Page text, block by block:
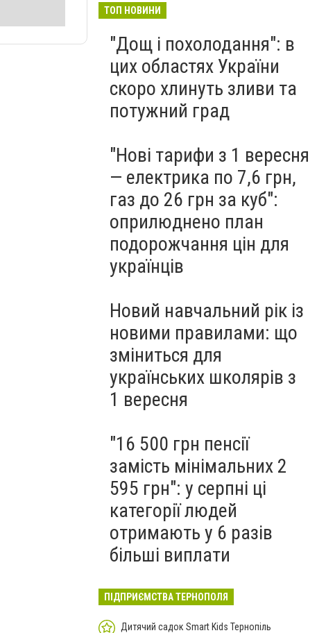
серпні
ТОП НОВИНИ
"Дощ і похолодання": в
цих областях України
скоро хлинуть зливи та
потужний град
"Нові тарифи з 1 вересня
— електрика по 7,6 грн,
газ до 26 грн за куб":
оприлюднено план
подорожчання цін для
українців
Новий навчальний рік із
новими правилами: що
зміниться для
українських школярів з
1 вересня
"16 500 грн пенсії
замість мінімальних 2
595 грн": у серпні ці
категорії людей
отримають у 6 разів
більші виплати
ПІДПРИЄМСТВА ТЕРНОПОЛЯ
Дитячий садок Smart Kids Тернопіль